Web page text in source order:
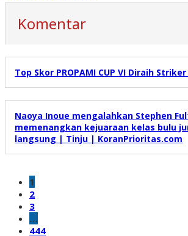
Komentar
Top Skor PROPAMI CUP VI Diraih
Naoya Inoue mengalahkan Stephen
memenangkan kejuaraan kelas bulu
langsung | Tinju | KoranPrioritas.com
1
2
3
…
444